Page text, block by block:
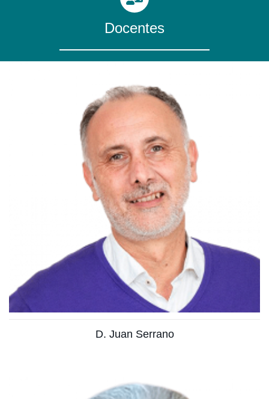
Docentes
Licenciado en Ciencias Biológicas
Ver más
D. Juan Serrano